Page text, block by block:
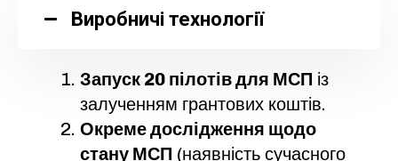
Виробничі технології
Запуск 20 пілотів для МСП із
залученням грантових коштів.
Окреме дослідження щодо
стану МСП (наявність сучасного